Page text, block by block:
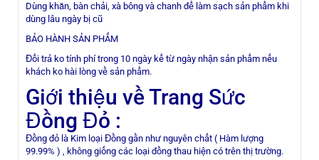
AN
JEWELRY
lượng
Dùng khăn, bàn chải, xà bông và chanh để làm sạch sản phẩm khi
dùng lâu ngày bị cũ
BẢO HÀNH SẢN PHẨM
Đổi trả ko tính phí trong 10 ngày kể từ ngày nhận sản phẩm nếu
khách ko hài lòng về sản phẩm.
Giới thiệu về Trang Sức
Đồng Đỏ :
Đồng đỏ là Kim loại Đồng gần như nguyên chất ( Hàm lượng
99.99% ) , không giống các loại đồng thau hiện có trên thị trường.